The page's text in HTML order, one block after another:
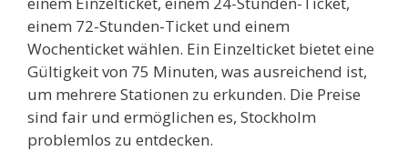
einem 72-Stunden-Ticket und einem
Wochenticket wählen. Ein Einzelticket bietet eine
Gültigkeit von 75 Minuten, was ausreichend ist,
um mehrere Stationen zu erkunden. Die Preise
sind fair und ermöglichen es, Stockholm
problemlos zu entdecken.